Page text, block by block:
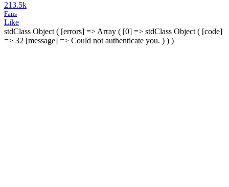
213.5k
Fans
Like
stdClass Object ( [errors] => Array ( [0] => stdClass Object ( [code]
=> 32 [message] => Could not authenticate you. ) ) )